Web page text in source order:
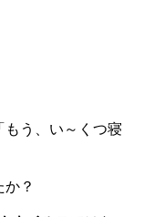
う、い～くつ寝
？